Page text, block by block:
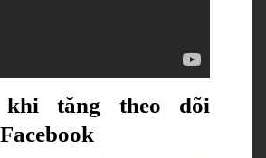
tăng theo dõi